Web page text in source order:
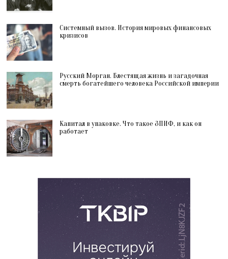
Системный вызов. История мировых финансовых
кризисов
Русский Морган. Блестящая жизнь и загадочная
смерть богатейшего человека Российской империи
Капитал в упаковке. Что такое ЗПИФ, и как он
работает